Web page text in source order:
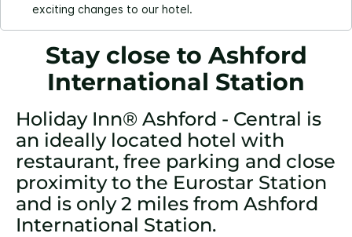
exciting changes to our hotel.
Stay close to Ashford
International Station
Holiday Inn® Ashford - Central is
an ideally located hotel with
restaurant, free parking and close
proximity to the Eurostar Station
and is only 2 miles from Ashford
International Station.